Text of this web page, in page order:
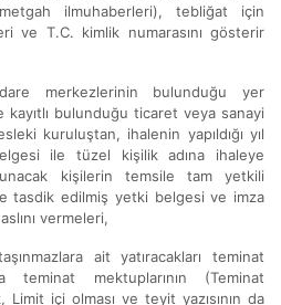
ilmuhaberleri), tebliğat için
ve T.C. kimlik numarasını gösterir
merkezlerinin bulunduğu yer
bulunduğu ticaret veya sanayi
kuruluştan, ihalenin yapıldığı yıl
ile tüzel kişilik adına ihaleye
kişilerin temsile tam yetkili
tasdik edilmiş yetki belgesi ve imza
vermeleri,
ait yatıracakları teminat
teminat mektuplarının (Teminat
içi olması ve teyit yazısının da